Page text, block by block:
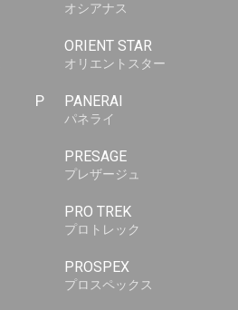
オシアナス
ORIENT STAR
オリエントスター
P PANERAI
パネライ
PRESAGE
プレザージュ
PRO TREK
プロトレック
PROSPEX
プロスペックス